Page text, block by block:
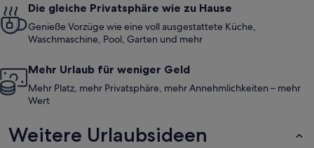
Die gleiche Privatsphäre wie zu Hause
Genieße Vorzüge wie eine voll ausgestattete Küche,
Waschmaschine, Pool, Garten und mehr
Mehr Urlaub für weniger Geld
Mehr Platz, mehr Privatsphäre, mehr Annehmlichkeiten – mehr
Wert
Weitere Urlaubsideen